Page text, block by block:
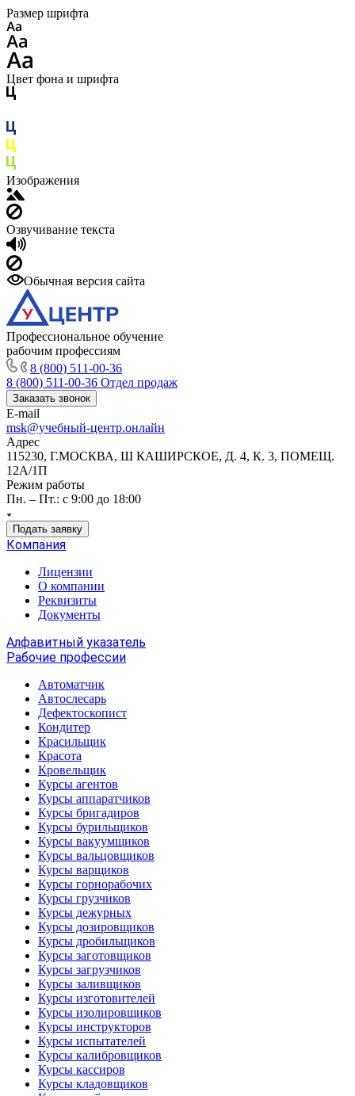
Размер шрифта
Цвет фона и шрифта
Изображения
Озвучивание текста
Обычная версия сайта
Профессиональное обучение
рабочим профессиям
8 (800) 511-00-36
8 (800) 511-00-36 Отдел продаж
Заказать звонок
E-mail
msk@учебный-центр.онлайн
Адрес
115230, Г.МОСКВА, Ш КАШИРСКОЕ, Д. 4, К. 3, ПОМЕЩ.
12А/1П
Режим работы
Пн. – Пт.: с 9:00 до 18:00
Подать заявку
Компания
Лицензии
О компании
Реквизиты
Документы
Алфавитный указатель
Рабочие профессии
Автоматчик
Автослесарь
Дефектоскопист
Кондитер
Красильщик
Красота
Кровельщик
Курсы агентов
Курсы аппаратчиков
Курсы бригадиров
Курсы бурильщиков
Курсы вакуумщиков
Курсы вальцовщиков
Курсы варщиков
Курсы горнорабочих
Курсы грузчиков
Курсы дежурных
Курсы дозировщиков
Курсы дробильщиков
Курсы заготовщиков
Курсы загрузчиков
Курсы заливщиков
Курсы изготовителей
Курсы изолировщиков
Курсы инструкторов
Курсы испытателей
Курсы калибровщиков
Курсы кассиров
Курсы кладовщиков